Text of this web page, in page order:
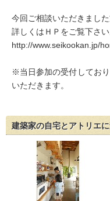
今回ご相談いただきまし
詳しくはＨＰをご覧下さい
http://www.seikookan.jp/
※当日参加の受付してお
いただきます。
建築家の自宅とアトリエ